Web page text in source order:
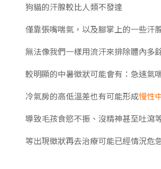
狗貓的汗腺較比人類不發達
僅靠張嘴喘氣，以及腳掌上的一些汗
無法像我們一樣用流汗來排除體內多
較明顯的中暑徵狀可能會有：急速氣
冷氣房的高低溫差也有可能形成慢性
導致毛孩食慾不振、沒精神甚至吐瀉
等出現徵狀再去治療可能已經情況危